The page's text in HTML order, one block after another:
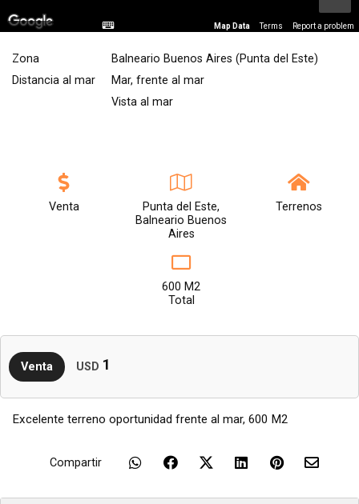
Venta
Punta del Este,
Balneario Buenos
Aires
Terrenos
600 M2
Total
Venta USD 1
Excelente terreno oportunidad frente al mar, 600 M2
Compartir
Map Data Terms Report a problem
Zona
Balneario Buenos Aires (Punta del Este)
Distancia al mar
Mar, frente al mar
Vista al mar